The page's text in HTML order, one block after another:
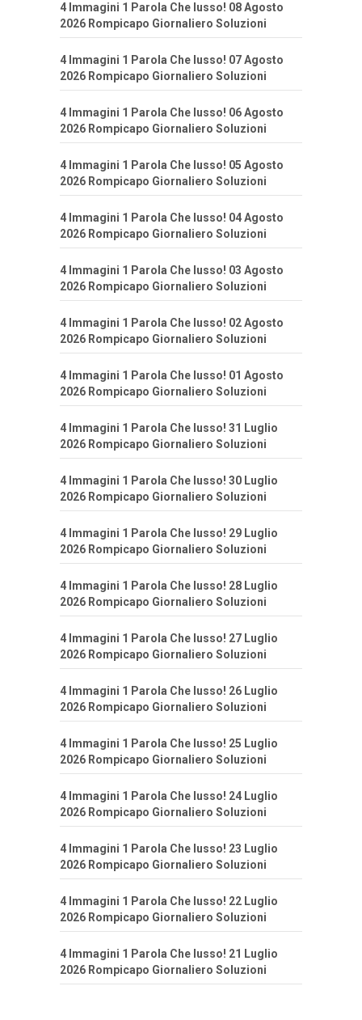
4 Immagini 1 Parola Che lusso! 08 Agosto
2026 Rompicapo Giornaliero Soluzioni
4 Immagini 1 Parola Che lusso! 07 Agosto
2026 Rompicapo Giornaliero Soluzioni
4 Immagini 1 Parola Che lusso! 06 Agosto
2026 Rompicapo Giornaliero Soluzioni
4 Immagini 1 Parola Che lusso! 05 Agosto
2026 Rompicapo Giornaliero Soluzioni
4 Immagini 1 Parola Che lusso! 04 Agosto
2026 Rompicapo Giornaliero Soluzioni
4 Immagini 1 Parola Che lusso! 03 Agosto
2026 Rompicapo Giornaliero Soluzioni
4 Immagini 1 Parola Che lusso! 02 Agosto
2026 Rompicapo Giornaliero Soluzioni
4 Immagini 1 Parola Che lusso! 01 Agosto
2026 Rompicapo Giornaliero Soluzioni
4 Immagini 1 Parola Che lusso! 31 Luglio
2026 Rompicapo Giornaliero Soluzioni
4 Immagini 1 Parola Che lusso! 30 Luglio
2026 Rompicapo Giornaliero Soluzioni
4 Immagini 1 Parola Che lusso! 29 Luglio
2026 Rompicapo Giornaliero Soluzioni
4 Immagini 1 Parola Che lusso! 28 Luglio
2026 Rompicapo Giornaliero Soluzioni
4 Immagini 1 Parola Che lusso! 27 Luglio
2026 Rompicapo Giornaliero Soluzioni
4 Immagini 1 Parola Che lusso! 26 Luglio
2026 Rompicapo Giornaliero Soluzioni
4 Immagini 1 Parola Che lusso! 25 Luglio
2026 Rompicapo Giornaliero Soluzioni
4 Immagini 1 Parola Che lusso! 24 Luglio
2026 Rompicapo Giornaliero Soluzioni
4 Immagini 1 Parola Che lusso! 23 Luglio
2026 Rompicapo Giornaliero Soluzioni
4 Immagini 1 Parola Che lusso! 22 Luglio
2026 Rompicapo Giornaliero Soluzioni
4 Immagini 1 Parola Che lusso! 21 Luglio
2026 Rompicapo Giornaliero Soluzioni